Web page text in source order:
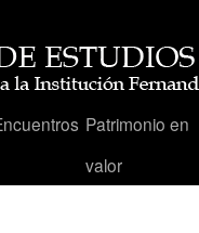
Patrimonio en
valor